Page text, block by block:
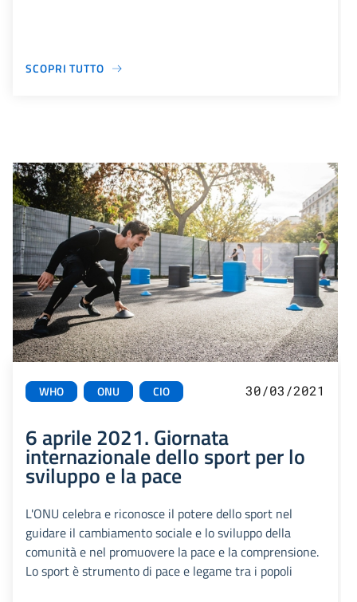
SCOPRI TUTTO
WHO ONU CIO 30/03/2021
6 aprile 2021. Giornata
internazionale dello sport per lo
sviluppo e la pace
L'ONU celebra e riconosce il potere dello sport nel
guidare il cambiamento sociale e lo sviluppo della
comunità e nel promuovere la pace e la comprensione.
Lo sport è strumento di pace e legame tra i popoli